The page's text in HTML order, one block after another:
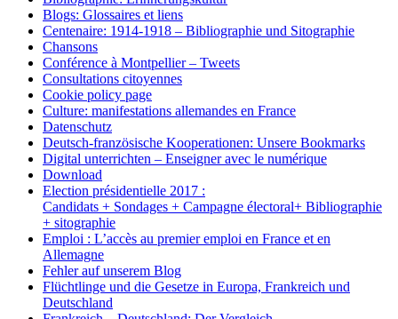
Blogs: Glossaires et liens
Centenaire: 1914-1918 – Bibliographie und Sitographie
Chansons
Conférence à Montpellier – Tweets
Consultations citoyennes
Cookie policy page
Culture: manifestations allemandes en France
Datenschutz
Deutsch-französische Kooperationen: Unsere Bookmarks
Digital unterrichten – Enseigner avec le numérique
Download
Election présidentielle 2017 :
Candidats + Sondages + Campagne électoral+ Bibliographie
+ sitographie
Emploi : L’accès au premier emploi en France et en
Allemagne
Fehler auf unserem Blog
Flüchtlinge und die Gesetze in Europa, Frankreich und
Deutschland